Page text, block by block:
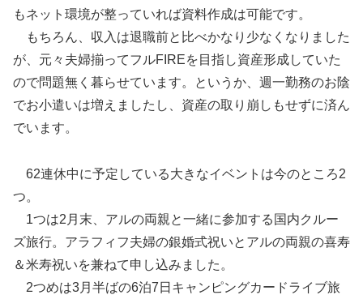
もネット環境が整っていれば資料作成は可能です。
もちろん、収入は退職前と比べかなり少なくなりました
が、元々夫婦揃ってフルFIREを目指し資産形成していた
ので問題無く暮らせています。というか、週一勤務のお陰
でお小遣いは増えましたし、資産の取り崩しもせずに済ん
でいます。
62連休中に予定している大きなイベントは今のところ2
つ。
1つは2月末、アルの両親と一緒に参加する国内クルー
ズ旅行。アラフィフ夫婦の銀婚式祝いとアルの両親の喜寿
＆米寿祝いを兼ねて申し込みました。
2つめは3月半ばの6泊7日キャンピングカードライブ旅